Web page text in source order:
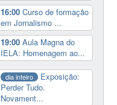
16:00Curso de formação
em Jornalismo ...
19:00Aula Magna do
IELA: Homenagem ao...
dia inteiro
Exposição:
Perder Tudo.
Novament...